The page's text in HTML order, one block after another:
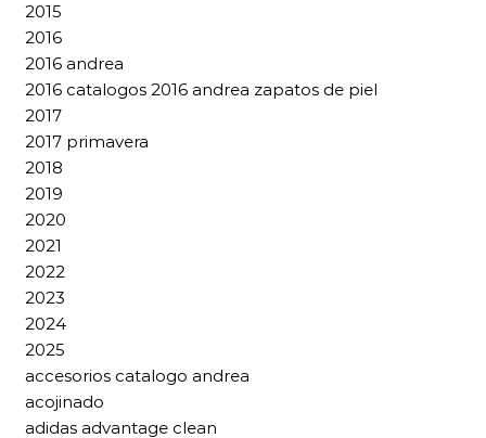
2015
2016
2016 andrea
2016 catalogos 2016 andrea zapatos de piel
2017
2017 primavera
2018
2019
2020
2021
2022
2023
2024
2025
accesorios catalogo andrea
acojinado
adidas advantage clean